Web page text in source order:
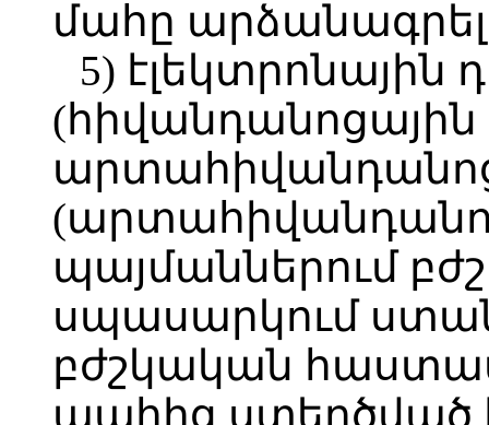
մահը
5) էլեկտրոնային
պայմաններում
սպասարկում
բժշկական
պահից ստեղծված